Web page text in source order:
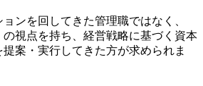
ンを回してきた管理職ではなく、
の視点を持ち、経営戦略に基づく資本
案・実行してきた方が求められま